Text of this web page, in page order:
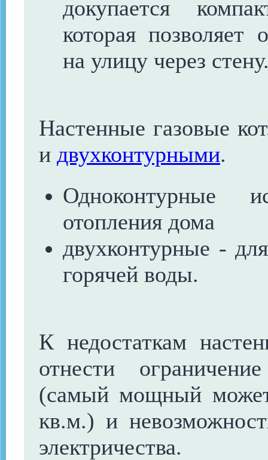
докупается
которая позволяет
на улицу через
Настенные газовые
и двухконтурными.
Одноконтурные
отопления дома
двухконтурные -
горячей воды.
К недостаткам
отнести
(самый мощный
кв.м.) и
электричества.